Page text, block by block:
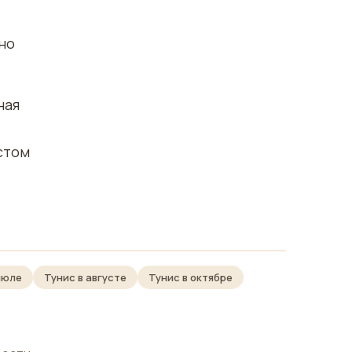
Тунис в августе
Тунис в октябре